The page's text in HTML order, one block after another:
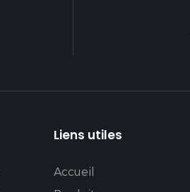
Liens utiles
Accueil